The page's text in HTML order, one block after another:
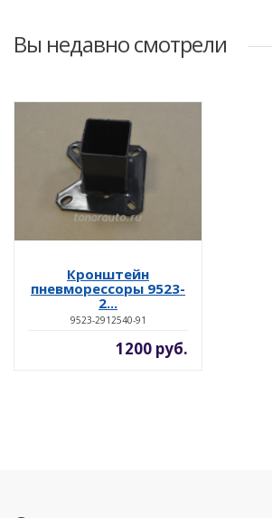
Вы недавно смотрели
Кронштейн
пневморессоры 9523-
2...
9523-2912540-91
1200 руб.